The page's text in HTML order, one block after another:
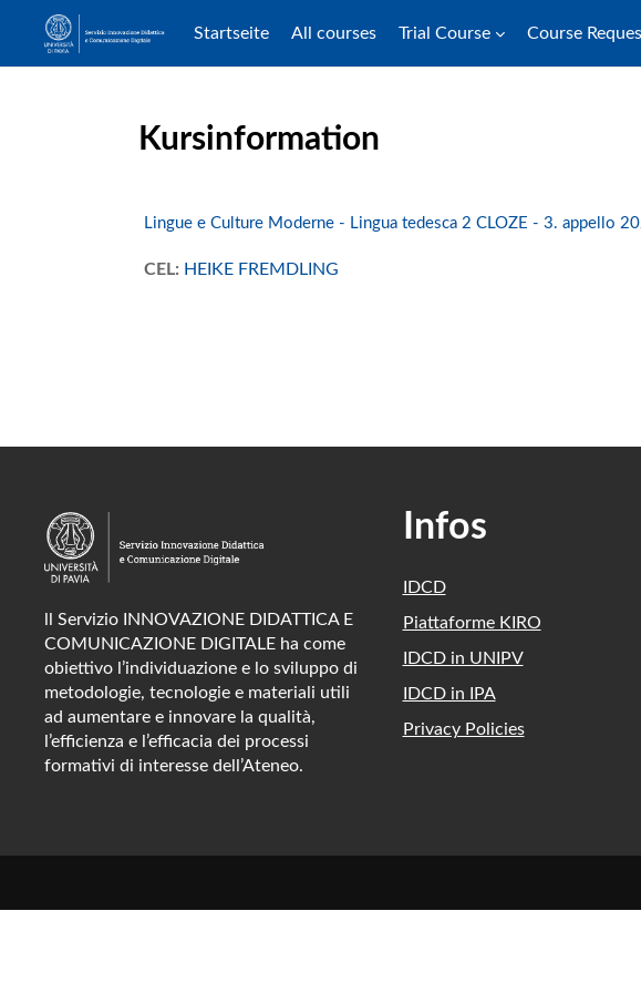
Startseite All courses Trial Course Course
Kursinformation
Lingue e Culture Moderne - Lingua tedesca 2 CLOZE - 3. appello
CEL: HEIKE FREMDLING
ll Servizio INNOVAZIONE DIDATTICA E
COMUNICAZIONE DIGITALE ha come
obiettivo l’individuazione e lo sviluppo di
metodologie, tecnologie e materiali utili
ad aumentare e innovare la qualità,
l’efficienza e l’efficacia dei processi
formativi di interesse dell’Ateneo.
Infos
IDCD
Piattaforme KIRO
IDCD in UNIPV
IDCD in IPA
Privacy Policies